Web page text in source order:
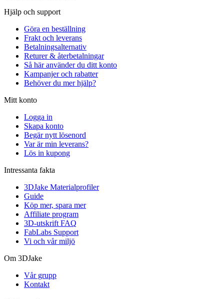
Hjälp och support
Göra en beställning
Frakt och leverans
Betalningsalternativ
Returer & återbetalningar
Så här använder du ditt konto
Kampanjer och rabatter
Behöver du mer hjälp?
Mitt konto
Logga in
Skapa konto
Begär nytt lösenord
Var är min leverans?
Lös in kupong
Intressanta fakta
3DJake Materialprofiler
Guide
Köp mer, spara mer
Affiliate program
3D-utskrift FAQ
FabLabs Support
Vi och vår miljö
Om 3DJake
Vår grupp
Kontakt